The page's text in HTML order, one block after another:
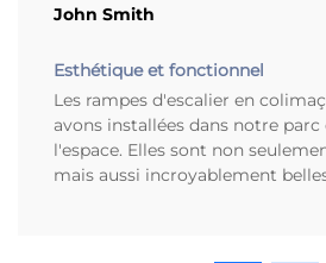
John Smith
Esthétique et fonctionnel
Les rampes d'escalier en
avons installées dans notre
l'espace. Elles sont non
mais aussi incroyablement